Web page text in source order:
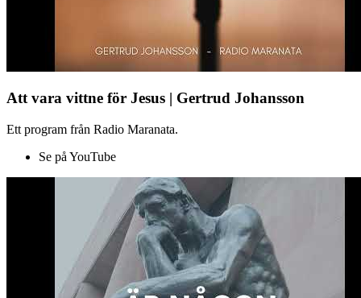
Att vara vittne för Jesus | Gertrud Johansson
Ett program från Radio Maranata.
Se på YouTube